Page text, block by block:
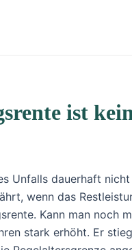
ist
Unfalls dauerhaft
wenn das
Kann man noch
stark erhöht. Er